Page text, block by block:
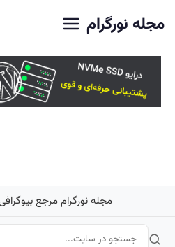
مجله نورگرام
مجله نورگرام مرجع